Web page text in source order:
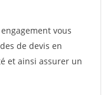
vous
de devis en
et ainsi assurer un